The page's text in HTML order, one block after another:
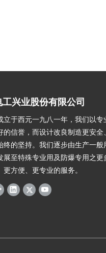
兴业股份有限公司
立于西元一九八一年，我们以
的信誉，而设计改良制造更安
终的坚持。我们逐步由生产一
展至特殊专业用及防爆专用之
更方便、更专业的服务。